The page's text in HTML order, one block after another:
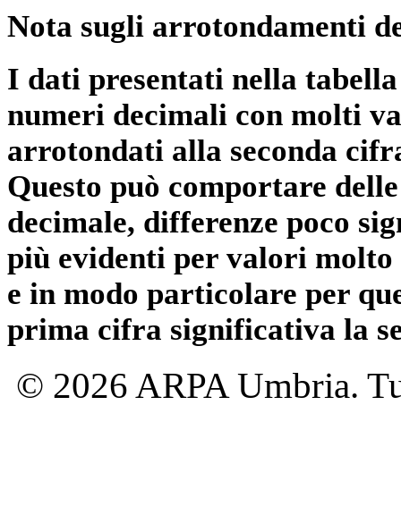
Nota sugli arrotondamenti
I dati presentati nella
numeri decimali con molti
arrotondati alla seconda
Questo può comportare
decimale, differenze poco
più evidenti per valori
e in modo particolare per
prima cifra significativa la
© 2026 ARPA Umbria.